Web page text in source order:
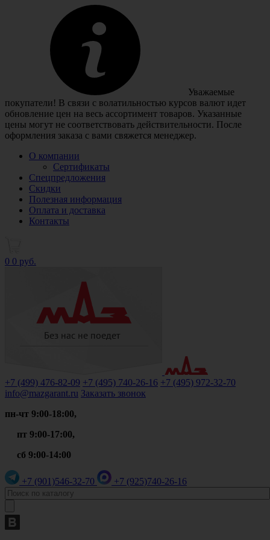
Уважаемые
покупатели! В связи с волатильностью курсов валют идет
обновление цен на весь ассортимент товаров. Указанные
цены могут не соответствовать действительности. После
оформления заказа с вами свяжется менеджер.
О компании
Сертификаты
Спецпредложения
Скидки
Полезная информация
Оплата и доставка
Контакты
0 0 руб.
+7 (499) 476-82-09 +7 (495) 740-26-16 +7 (495) 972-32-70
info@mazgarant.ru Заказать звонок
пн-чт 9:00-18:00,
пт 9:00-17:00,
сб 9:00-14:00
+7 (901)546-32-70 +7 (925)740-26-16